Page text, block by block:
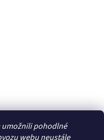
umožnili pohodlné
webu neustále